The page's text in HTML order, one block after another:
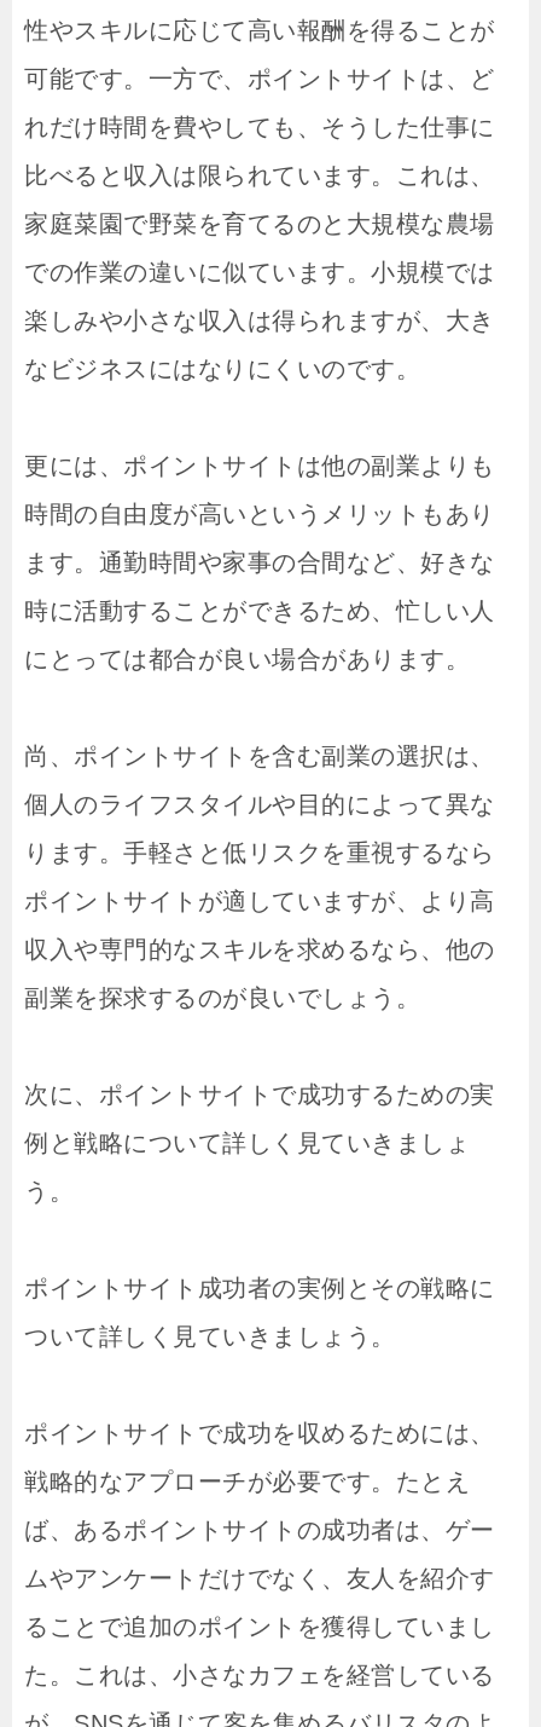
性やスキルに応じて高い報酬を得ることが
可能です。一方で、ポイントサイトは、ど
れだけ時間を費やしても、そうした仕事に
比べると収入は限られています。これは、
家庭菜園で野菜を育てるのと大規模な農場
での作業の違いに似ています。小規模では
楽しみや小さな収入は得られますが、大き
なビジネスにはなりにくいのです。
更には、ポイントサイトは他の副業よりも
時間の自由度が高いというメリットもあり
ます。通勤時間や家事の合間など、好きな
時に活動することができるため、忙しい人
にとっては都合が良い場合があります。
尚、ポイントサイトを含む副業の選択は、
個人のライフスタイルや目的によって異な
ります。手軽さと低リスクを重視するなら
ポイントサイトが適していますが、より高
収入や専門的なスキルを求めるなら、他の
副業を探求するのが良いでしょう。
次に、ポイントサイトで成功するための実
例と戦略について詳しく見ていきましょ
う。
ポイントサイト成功者の実例とその戦略に
ついて詳しく見ていきましょう。
ポイントサイトで成功を収めるためには、
戦略的なアプローチが必要です。たとえ
ば、あるポイントサイトの成功者は、ゲー
ムやアンケートだけでなく、友人を紹介す
ることで追加のポイントを獲得していまし
た。これは、小さなカフェを経営している